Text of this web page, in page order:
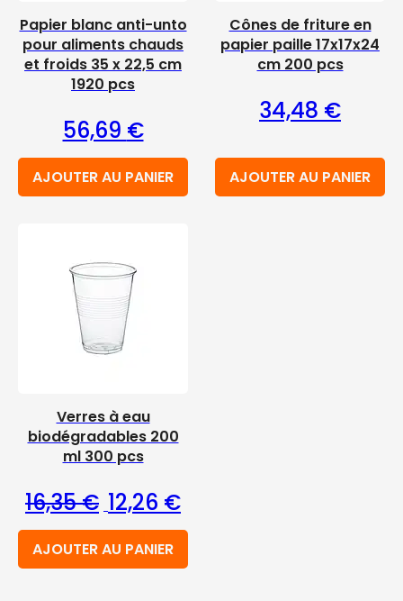
Papier blanc anti-unto
pour aliments chauds
et froids 35 x 22,5 cm
1920 pcs
56,69 €
AJOUTER AU PANIER
Cônes de friture en
papier paille 17x17x24
cm 200 pcs
34,48 €
AJOUTER AU PANIER
Verres à eau
biodégradables 200
ml 300 pcs
16,35€ Le prix initial était : 16,35 €.
12,26 €Le prix actuel est : 12,26 €.
AJOUTER AU PANIER